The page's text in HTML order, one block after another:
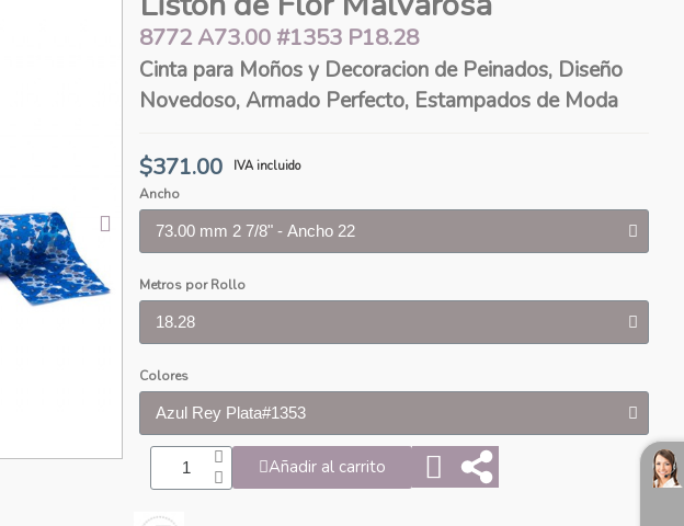
8772 A73.00 #1353 P18.28
Cinta para Moños y Decoracion de Peinados, Diseño
Novedoso, Armado Perfecto, Estampados de Moda
$371.00 IVA incluido
Ancho
Metros por Rollo
Colores
Añadir al carrito